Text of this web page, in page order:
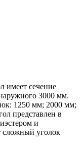
сечение
3000 мм.
1250 мм; 2000 мм;
представлен в
и
сложный уголок